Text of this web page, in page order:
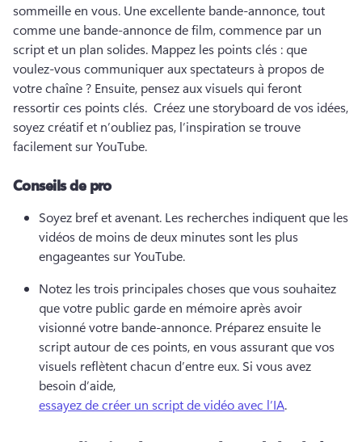
sommeille en vous. Une excellente bande-annonce, tout
comme une bande-annonce de film, commence par un
script et un plan solides. Mappez les points clés : que
voulez-vous communiquer aux spectateurs à propos de
votre chaîne ? Ensuite, pensez aux visuels qui feront
ressortir ces points clés. Créez une storyboard de vos idées,
soyez créatif et n’oubliez pas, l’inspiration se trouve
facilement sur YouTube.
Conseils de pro
Soyez bref et avenant. Les recherches indiquent que les
vidéos de moins de deux minutes sont les plus
engageantes sur YouTube.
Notez les trois principales choses que vous souhaitez
que votre public garde en mémoire après avoir
visionné votre bande-annonce. Préparez ensuite le
script autour de ces points, en vous assurant que vos
visuels reflètent chacun d’entre eux. Si vous avez
besoin d’aide,
essayez de créer un script de vidéo avec l’IA.